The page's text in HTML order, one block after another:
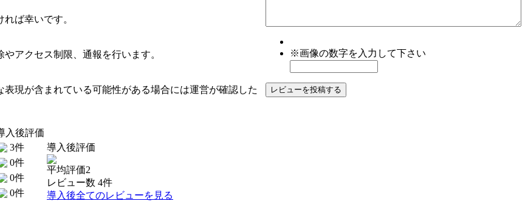
ば幸いです。
アクセス制限、通報を行います。
現が含まれている可能性がある場合には運営が確認した
※画像の数字を入力して下さい
入後評価
3件
0件
0件
0件
導入後評価
平均評価2
レビュー数 4件
導入後全てのレビューを見る